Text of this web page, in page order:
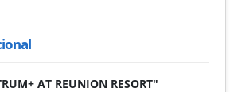
AT REUNION RESORT"